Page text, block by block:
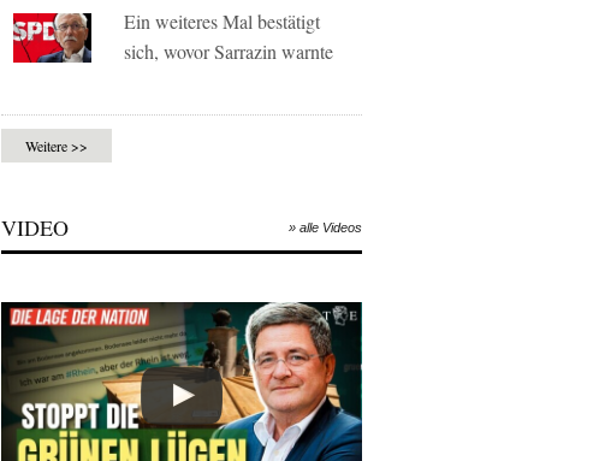
Ein weiteres Mal bestätigt
sich, wovor Sarrazin warnte
Weitere >>
VIDEO » alle Videos